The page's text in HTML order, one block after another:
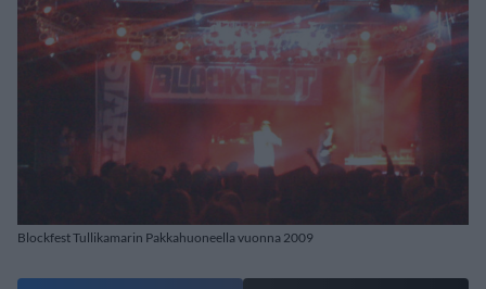
Blockfest Tullikamarin Pakkahuoneella vuonna 2009